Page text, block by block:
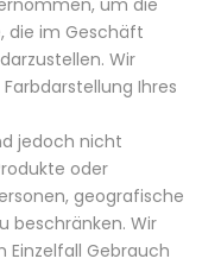
um die
die im Geschäft
Wir
Ihres
jedoch nicht
oder
geografische
beschränken. Wir
Einzelfall Gebrauch